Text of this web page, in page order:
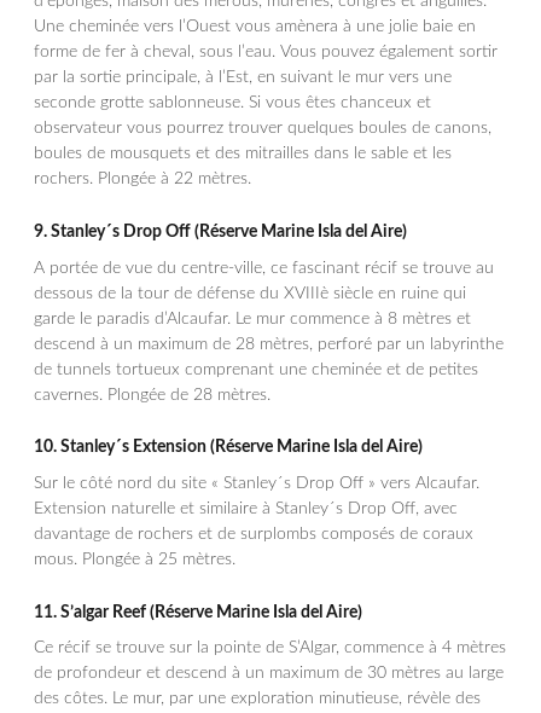
Une cheminée vers l’Ouest vous amènera à une jolie baie en
forme de fer à cheval, sous l’eau. Vous pouvez également sortir
par la sortie principale, à l’Est, en suivant le mur vers une
seconde grotte sablonneuse. Si vous êtes chanceux et
observateur vous pourrez trouver quelques boules de canons,
boules de mousquets et des mitrailles dans le sable et les
rochers. Plongée à 22 mètres.
9. Stanley´s Drop Off (Réserve Marine Isla del Aire)
A portée de vue du centre-ville, ce fascinant récif se trouve au
dessous de la tour de défense du XVIIIè siècle en ruine qui
garde le paradis d’Alcaufar. Le mur commence à 8 mètres et
descend à un maximum de 28 mètres, perforé par un labyrinthe
de tunnels tortueux comprenant une cheminée et de petites
cavernes. Plongée de 28 mètres.
10. Stanley´s Extension (Réserve Marine Isla del Aire)
Sur le côté nord du site « Stanley´s Drop Off » vers Alcaufar.
Extension naturelle et similaire à Stanley´s Drop Off, avec
davantage de rochers et de surplombs composés de coraux
mous. Plongée à 25 mètres.
11. S’algar Reef (Réserve Marine Isla del Aire)
Ce récif se trouve sur la pointe de S’Algar, commence à 4 mètres
de profondeur et descend à un maximum de 30 mètres au large
des côtes. Le mur, par une exploration minutieuse, révèle des